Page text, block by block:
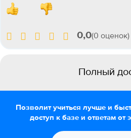
0,0(0 оценок)
Полный
Позволит учиться лучше и
доступ к базе и ответам от